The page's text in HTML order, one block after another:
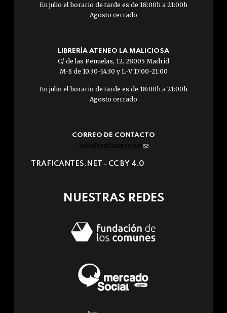
En julio el horario de tarde es de 18:00h a 21:00h
Agosto cerrado
LIBRERÍA ATENEO LA MALICIOSA
C/ de las Peñuelas, 12. 28005 Madrid
M-S de 10:30-14:30 y L-V 17:00-21:00
En julio el horario de tarde es de 18:00h a 21:00h
Agosto cerrado
CORREO DE CONTACTO
info@traficantes.net (link
e-
TRAFICANTES.NET - CC BY 4.0
NUESTRAS REDES